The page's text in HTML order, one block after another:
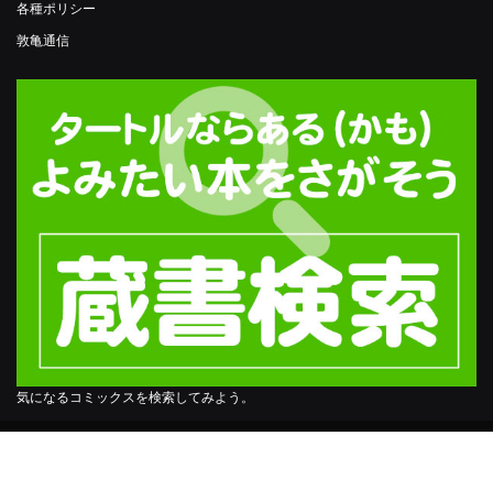
各種ポリシー
敦亀通信
気になるコミックスを検索してみよう。